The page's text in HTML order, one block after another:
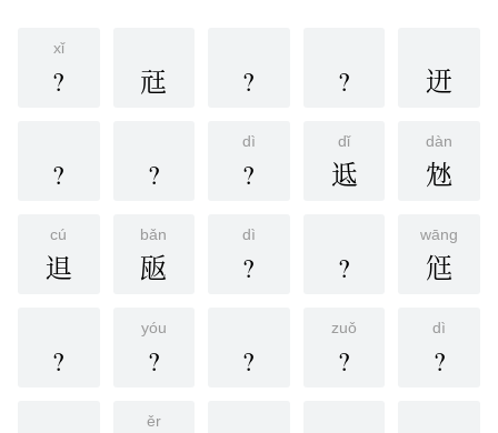
xǐ
? 㒬 ? ? 䢎
? ?
dì
?
dǐ
䢑
dàn
沊
cú
䢐
bǎn
瓪
dì
? ?
wāng
尩
?
yóu
? ?
zuǒ
?
dì
?
ěr